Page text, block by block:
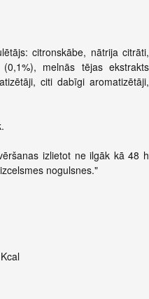
citronskābe, nātrija citrāti,
melnās tējas ekstrakts
citi dabīgi aromatizētāji,
izlietot ne ilgāk kā 48 h
nogulsnes."